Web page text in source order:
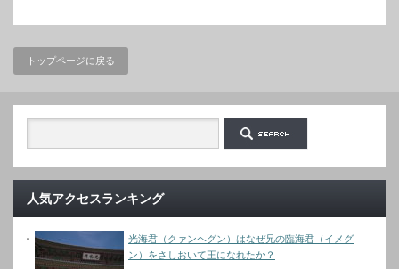
トップページに戻る
人気アクセスランキング
光海君（クァンヘグン）はなぜ兄の臨海君（イメグ
ン）をさしおいて王になれたか？